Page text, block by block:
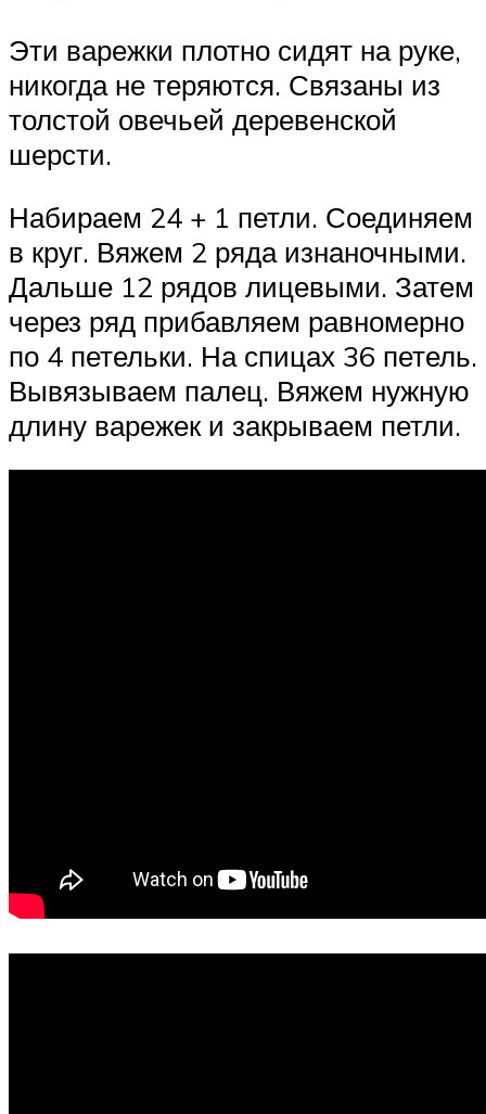
Эти варежки плотно сидят на руке,
никогда не теряются. Связаны из
толстой овечьей деревенской
шерсти.
Набираем 24 + 1 петли. Соединяем
в круг. Вяжем 2 ряда изнаночными.
Дальше 12 рядов лицевыми. Затем
через ряд прибавляем равномерно
по 4 петельки. На спицах 36 петель.
Вывязываем палец. Вяжем нужную
длину варежек и закрываем петли.